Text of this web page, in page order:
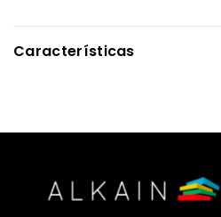
Características
Alto